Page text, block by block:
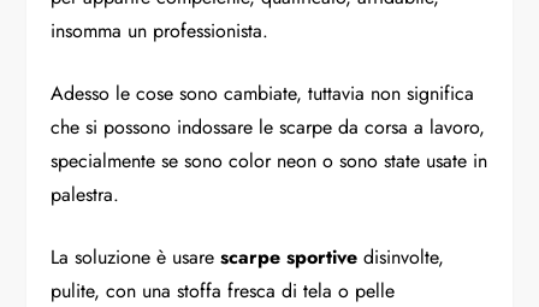
insomma un professionista.
Adesso le cose sono cambiate, tuttavia non significa
che si possono indossare le scarpe da corsa a lavoro,
specialmente se sono color neon o sono state usate in
palestra.
La soluzione è usarescarpe sportive disinvolte,
pulite, con una stoffa fresca di tela o pelle